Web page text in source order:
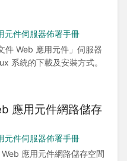
元件伺服器佈署手冊
件 Web 應用元件」伺服器
系統的下載及安裝方式。
應用元件網路儲存
元件伺服器佈署手冊
應用元件網路儲存空間